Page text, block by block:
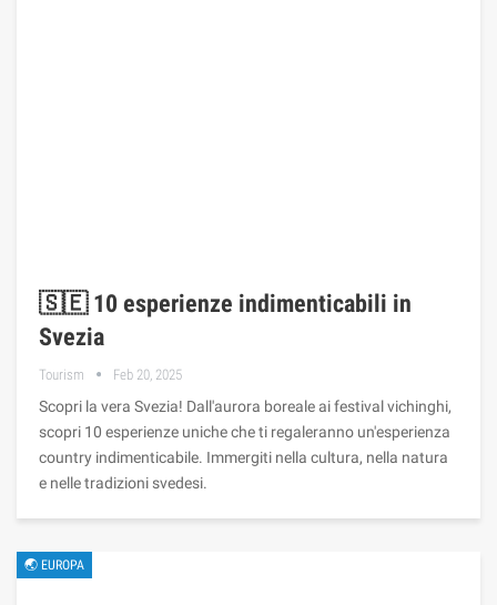
🇸🇪 10 esperienze indimenticabili in
Svezia
Tourism Feb 20, 2025
Scopri la vera Svezia! Dall'aurora boreale ai festival vichinghi,
scopri 10 esperienze uniche che ti regaleranno un'esperienza
country indimenticabile. Immergiti nella cultura, nella natura
e nelle tradizioni svedesi.
🌏 EUROPA